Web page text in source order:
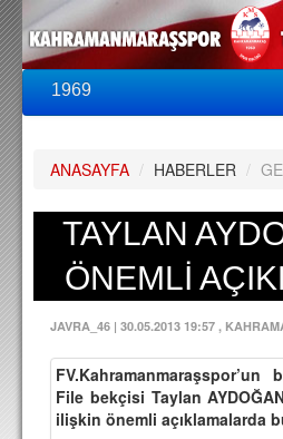
1969
PUAN DURUMU
FİKSTÜR
A TAKIM KADROSU
TEKNİK KADRO
TRANSFERLER
TARAFTAR
ANASAYFA / HABERLER /
TAYLAN
ÖNEMLİ
JAVRA_46 | 30.05.2013 19:57 ,
FV.Kahramanmaraşspor’un
File bekçisi Taylan
ilişkin önemli açıklamalarda